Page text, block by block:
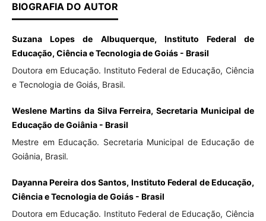
BIOGRAFIA DO AUTOR
Suzana Lopes de Albuquerque, Instituto Federal de
Educação, Ciência e Tecnologia de Goiás - Brasil
Doutora em Educação. Instituto Federal de Educação, Ciência
e Tecnologia de Goiás, Brasil.
Weslene Martins da Silva Ferreira, Secretaria Municipal de
Educação de Goiânia - Brasil
Mestre em Educação. Secretaria Municipal de Educação de
Goiânia, Brasil.
Dayanna Pereira dos Santos, Instituto Federal de Educação,
Ciência e Tecnologia de Goiás - Brasil
Doutora em Educação. Instituto Federal de Educação, Ciência